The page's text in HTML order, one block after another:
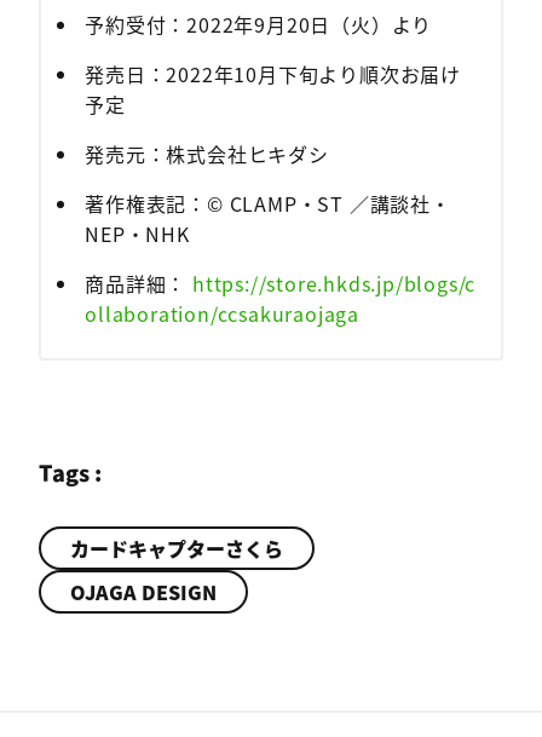
予約受付：2022年9月20日（火）より
発売日：2022年10月下旬より順次お届け
予定
発売元：株式会社ヒキダシ
著作権表記：© CLAMP・ST ／講談社・
NEP・NHK
商品詳細： https://store.hkds.jp/blogs/c
ollaboration/ccsakuraojaga
Tags :
カードキャプターさくら
OJAGA DESIGN